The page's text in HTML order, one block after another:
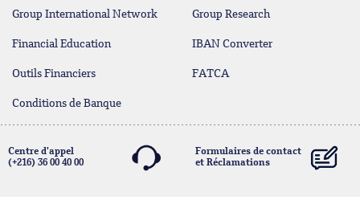
Group International Network Group Research
Financial Education IBAN Converter
Outils Financiers FATCA
Conditions de Banque
Centre d'appel
(+216) 36 00 40 00
Formulaires de contact
et Réclamations